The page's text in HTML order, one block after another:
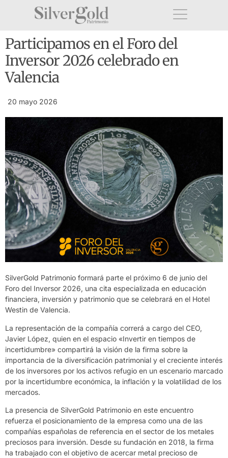
Participamos en el Foro del
Inversor 2026 celebrado en
Valencia
20 mayo 2026
SilverGold Patrimonio formará parte el próximo 6 de junio del
Foro del Inversor 2026, una cita especializada en educación
financiera, inversión y patrimonio que se celebrará en el Hotel
Westin de Valencia.
La representación de la compañía correrá a cargo del CEO,
Javier López, quien en el espacio «Invertir en tiempos de
incertidumbre» compartirá la visión de la firma sobre la
importancia de la diversificación patrimonial y el creciente interés
de los inversores por los activos refugio en un escenario marcado
por la incertidumbre económica, la inflación y la volatilidad de los
mercados.
La presencia de SilverGold Patrimonio en este encuentro
refuerza el posicionamiento de la empresa como una de las
compañías españolas de referencia en el sector de los metales
preciosos para inversión. Desde su fundación en 2018, la firma
ha trabajado con el objetivo de acercar metal precioso de